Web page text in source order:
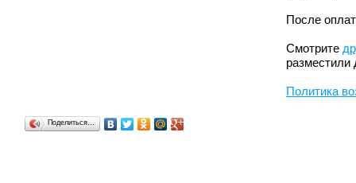
После
Смотрите
Политика
Поделиться…